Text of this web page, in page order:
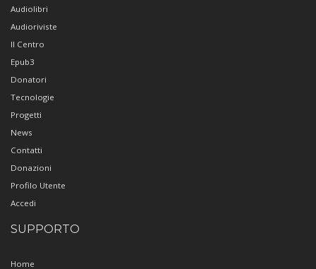
Audiolibri
Audioriviste
Il Centro
Epub3
Donatori
Tecnologie
Progetti
News
Contatti
Donazioni
Profilo Utente
Accedi
SUPPORTO
Home